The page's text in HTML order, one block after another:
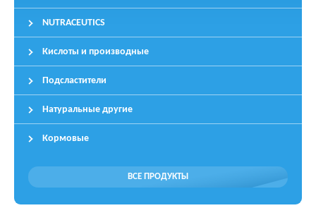
NUTRACEUTICS
Кислоты и производные
Подсластители
Натуральные другие
Кормовые
ВСЕ ПРОДУКТЫ